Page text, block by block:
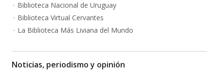
Biblioteca Nacional de Uruguay
Biblioteca Virtual Cervantes
La Biblioteca Más Liviana del Mundo
Noticias, periodismo y opinión